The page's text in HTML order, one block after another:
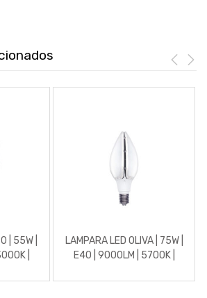
| 55W |
|
LAMPARA LED OLIVA | 75W |
E40 | 9000LM | 5700K |